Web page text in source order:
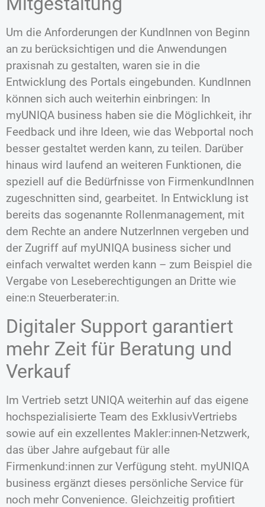
Um die Anforderungen der KundInnen von Beginn
an zu berücksichtigen und die Anwendungen
praxisnah zu gestalten, waren sie in die
Entwicklung des Portals eingebunden. KundInnen
können sich auch weiterhin einbringen: In
myUNIQA business haben sie die Möglichkeit, ihr
Feedback und ihre Ideen, wie das Webportal noch
besser gestaltet werden kann, zu teilen. Darüber
hinaus wird laufend an weiteren Funktionen, die
speziell auf die Bedürfnisse von FirmenkundInnen
zugeschnitten sind, gearbeitet. In Entwicklung ist
bereits das sogenannte Rollenmanagement, mit
dem Rechte an andere NutzerInnen vergeben und
der Zugriff auf myUNIQA business sicher und
einfach verwaltet werden kann – zum Beispiel die
Vergabe von Leseberechtigungen an Dritte wie
eine:n Steuerberater:in.
Digitaler Support garantiert
mehr Zeit für Beratung und
Verkauf
Im Vertrieb setzt UNIQA weiterhin auf das eigene
hochspezialisierte Team des ExklusivVertriebs
sowie auf ein exzellentes Makler:innen-Netzwerk,
das über Jahre aufgebaut für alle
Firmenkund:innen zur Verfügung steht. myUNIQA
business ergänzt dieses persönliche Service für
noch mehr Convenience. Gleichzeitig profitiert